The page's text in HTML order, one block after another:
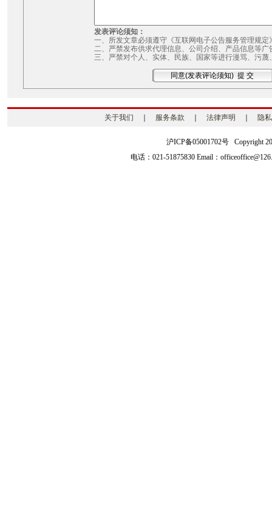
发表评论须知：
一、所发文章必须遵守《互联网电子公告服务管理规定
二、严禁发布供求代理信息、公司介绍、产品信息等广
三、严禁对个人、实体、民族、国家等进行漫骂、污蔑
关于我们 服务条款 法律声明 隐
沪ICP备05001702号 Copyright
电话：021-51875830 Email：